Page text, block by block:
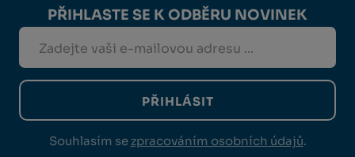
PŘIHLASTE SE K ODBĚRU NOVINEK
PŘIHLÁSIT
Souhlasím se zpracováním osobních údajů.